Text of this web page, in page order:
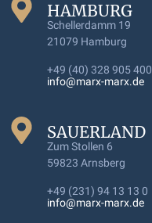
HAMBURG
Schellerdamm 19
21079 Hamburg
+49 (40) 328 905 400
info@marx-marx.de
SAUERLAND
Zum Stollen 6
59823 Arnsberg
+49 (231) 94 13 13 0
info@marx-marx.de